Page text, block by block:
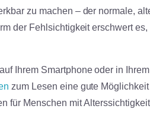
zu machen – der normale,
der Fehlsichtigkeit erschwert
Ihrem Smartphone oder in
zum Lesen eine gute
für Menschen mit